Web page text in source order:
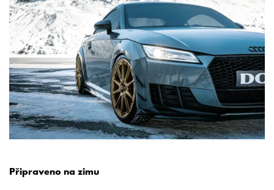
Připraveno na zimu